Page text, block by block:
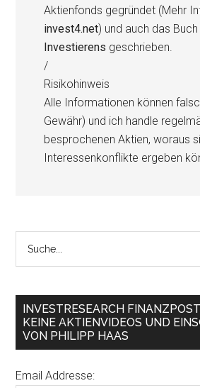
Aktienfonds gegründet (Mehr
invest4.net) und auch das Buch
Investierens geschrieben.
/
Risikohinweis
Alle Informationen können
Gewähr) und ich handle
besprochenen Aktien, woraus
Interessenkonflikte ergeben
INVESTRESEARCH
KEINE AKTIENVIDEOS UND
VON PHILIPP HAAS
Email Addresse: